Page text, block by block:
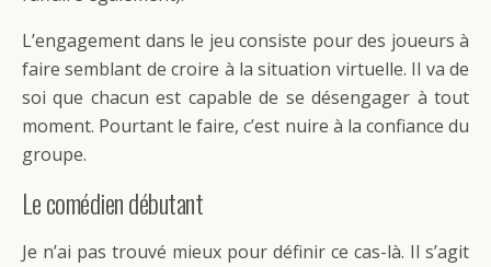
L’engagement dans le jeu consiste pour des joueurs à
faire semblant de croire à la situation virtuelle. Il va de
soi que chacun est capable de se désengager à tout
moment. Pourtant le faire, c’est nuire à la confiance du
groupe.
Le comédien débutant
Je n’ai pas trouvé mieux pour définir ce cas-là. Il s’agit